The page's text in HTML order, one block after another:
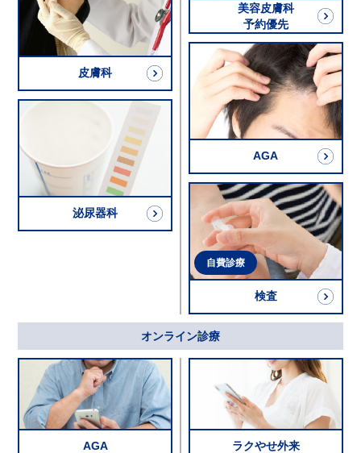
皮膚科
泌尿器科
美容皮膚科
予約優先
AGA
自費診療
検査
オンライン診療
AGA ラクやせ外来